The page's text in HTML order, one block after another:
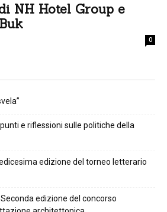
NH Hotel Group e
0
e riflessioni sulle politiche della
edizione del torneo letterario
Seconda edizione del concorso